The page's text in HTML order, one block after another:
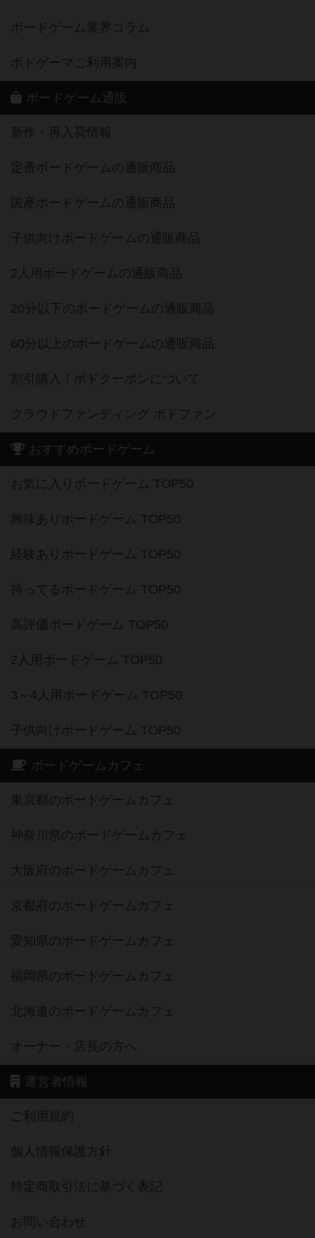
ボードゲーム業界コラム
ボドゲーマご利用案内
ボードゲーム通販
新作・再入荷情報
定番ボードゲームの通販商品
国産ボードゲームの通販商品
子供向けボードゲームの通販商品
2人用ボードゲームの通販商品
20分以下のボードゲームの通販商品
60分以上のボードゲームの通販商品
割引購入！ボドクーポンについて
クラウドファンディング ボドファン
おすすめボードゲーム
お気に入りボードゲーム TOP50
興味ありボードゲーム TOP50
経験ありボードゲーム TOP50
持ってるボードゲーム TOP50
高評価ボードゲーム TOP50
2人用ボードゲーム TOP50
3～4人用ボードゲーム TOP50
子供向けボードゲーム TOP50
ボードゲームカフェ
東京都のボードゲームカフェ
神奈川県のボードゲームカフェ
大阪府のボードゲームカフェ
京都府のボードゲームカフェ
愛知県のボードゲームカフェ
福岡県のボードゲームカフェ
北海道のボードゲームカフェ
オーナー・店長の方へ
運営者情報
ご利用規約
個人情報保護方針
特定商取引法に基づく表記
お問い合わせ